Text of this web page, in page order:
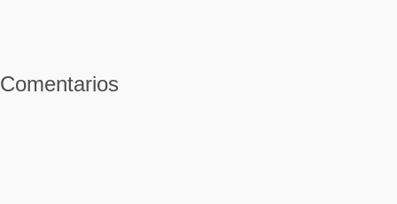
Comentarios